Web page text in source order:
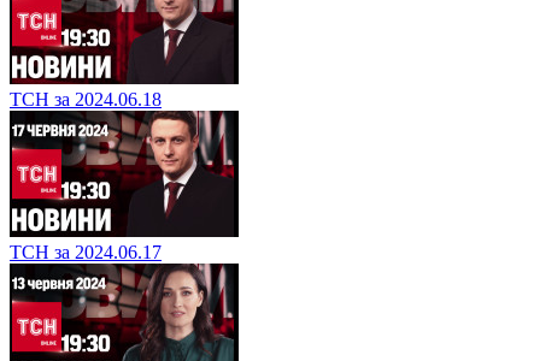
ТСН за 2024.06.18
ТСН за 2024.06.17